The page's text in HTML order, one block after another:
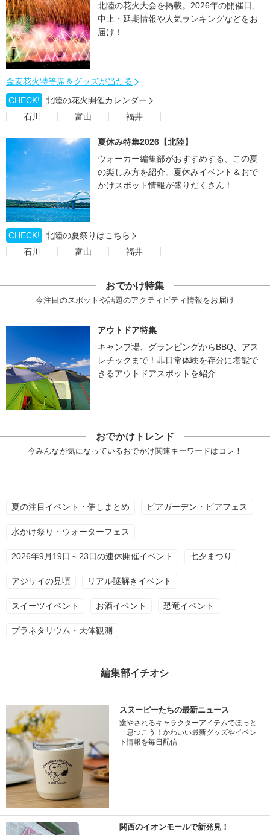
北陸の花火大会を掲載。2026年の開催日、
中止・延期情報や人気ランキングなどをお
届け！
金麦花火特等席＆グッズが当たる
CHECK!
北陸の花火開催カレンダー
石川
富山 福井
夏休み特集2026【北陸】
ウォーカー編集部がおすすめする、この夏
の楽しみ方を紹介。夏休みイベント＆おで
かけスポット情報が盛りだくさん！
CHECK!
北陸の夏祭りはこちら
石川
富山 福井
おでかけ特集
今注目のスポットや話題のアクティビティ情報をお届け
アウトドア特集
キャンプ場、グランピングからBBQ、アス
レチックまで！非日常体験を存分に堪能で
きるアウトドアスポットを紹介
おでかけトレンド
今みんなが気になっているおでかけ関連キーワードはコレ！
夏の注目イベント・催しまとめ ビアガーデン・ビアフェス
水かけ祭り・ウォーターフェス
2026年9月19日～23日の連休開催イベント 七夕まつり
アジサイの見頃 リアル謎解きイベント
スイーツイベント お酒イベント 恐竜イベント
プラネタリウム・天体観測
編集部イチオシ
スヌーピーたちの最新ニュース
癒やされるキャラクターアイテムでほっと
一息つこう！かわいい最新グッズやイベン
ト情報を毎日配信
関西のイオンモールで新発見！